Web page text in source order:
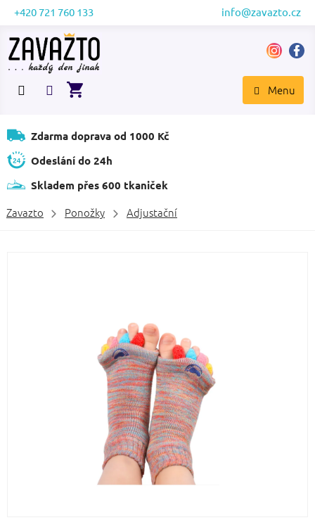
Přejít
obsah
+420 721 760 133 info@zavazto.cz
NÁKUPNÍ
Zdarma doprava od 1000 Kč
Odeslání do 24h
Skladem přes 600 tkaniček
Zavazto Ponožky Adjustační